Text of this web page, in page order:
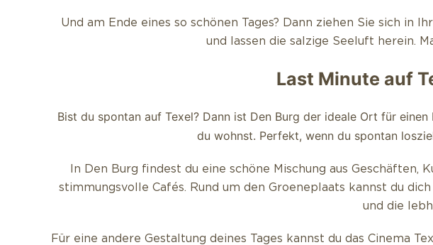
Und am Ende eines so schönen Tages? Dann ziehen Sie sich in
und lassen die salzige Seeluft herein.
Last Minute auf
Bist du spontan auf Texel? Dann ist Den Burg der ideale Ort für
du wohnst. Perfekt, wenn du spontan
In Den Burg findest du eine schöne Mischung aus
stimmungsvolle Cafés. Rund um den Groeneplaats kannst du
und die
Für eine andere Gestaltung deines Tages kannst du das Cinema